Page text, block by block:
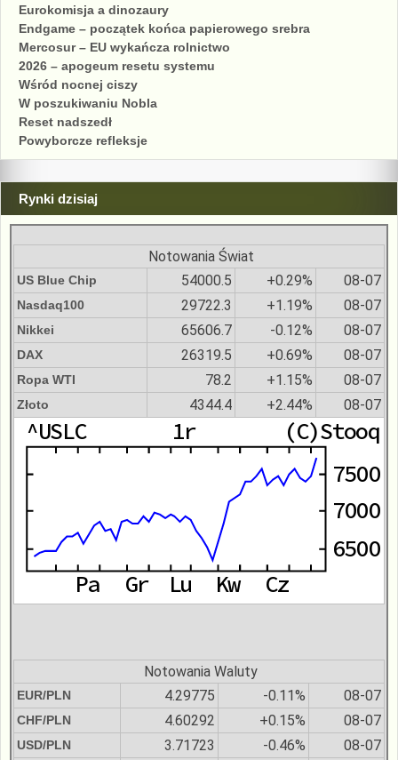
Eurokomisja a dinozaury
Endgame – początek końca papierowego srebra
Mercosur – EU wykańcza rolnictwo
2026 – apogeum resetu systemu
Wśród nocnej ciszy
W poszukiwaniu Nobla
Reset nadszedł
Powyborcze refleksje
Rynki dzisiaj
Notowania Świat
US Blue Chip 54000.5 +0.29% 08-07
Nasdaq100 29722.3 +1.19% 08-07
Nikkei 65606.7 -0.12% 08-07
DAX 26319.5 +0.69% 08-07
Ropa WTI 78.2 +1.15% 08-07
Złoto 4344.4 +2.44% 08-07
Notowania Waluty
EUR/PLN 4.29775 -0.11% 08-07
CHF/PLN 4.60292 +0.15% 08-07
USD/PLN 3.71723 -0.46% 08-07